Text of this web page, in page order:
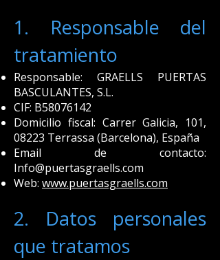
1. Responsable del
tratamiento
Responsable: GRAELLS PUERTAS
BASCULANTES, S.L.
CIF: B58076142
Domicilio fiscal: Carrer Galicia, 101,
08223 Terrassa (Barcelona), España
Email de contacto:
Info@puertasgraells.com
Web: www.puertasgraells.com
2. Datos personales
que tratamos